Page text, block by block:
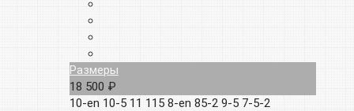
Размеры
18 500 ₽
10-en 10-5 11 115 8-en 85-2 9-5 7-5-2